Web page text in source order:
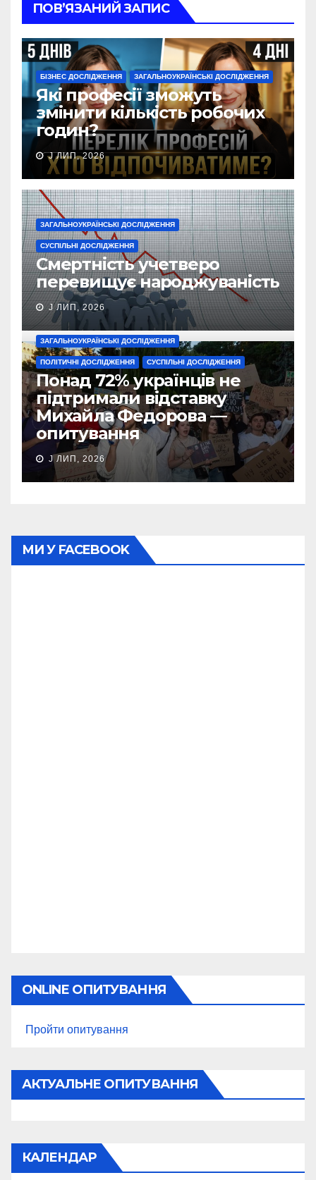
ПОВ’ЯЗАНИЙ ЗАПИС
БІЗНЕС ДОСЛІДЖЕННЯ ЗАГАЛЬНОУКРАЇНСЬКІ ДОСЛІДЖЕННЯ
Які професії зможуть
змінити кількість робочих
годин?
J ЛИП, 2026
ЗАГАЛЬНОУКРАЇНСЬКІ ДОСЛІДЖЕННЯ
СУСПІЛЬНІ ДОСЛІДЖЕННЯ
Смертність учетверо
перевищує народжуваність
J ЛИП, 2026
ЗАГАЛЬНОУКРАЇНСЬКІ ДОСЛІДЖЕННЯ
ПОЛІТИЧНІ ДОСЛІДЖЕННЯ СУСПІЛЬНІ ДОСЛІДЖЕННЯ
Понад 72% українців не
підтримали відставку
Михайла Федорова —
опитування
J ЛИП, 2026
МИ У FACEBOOK
ONLINE ОПИТУВАННЯ
Пройти опитування
АКТУАЛЬНЕ ОПИТУВАННЯ
КАЛЕНДАР